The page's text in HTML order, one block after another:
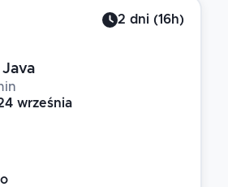
2 dni (16h)
września